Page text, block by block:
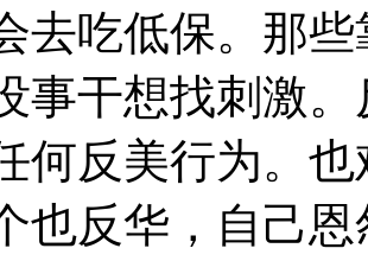
去吃低保。那
事干想找刺激
何反美行为。
也反华，自己